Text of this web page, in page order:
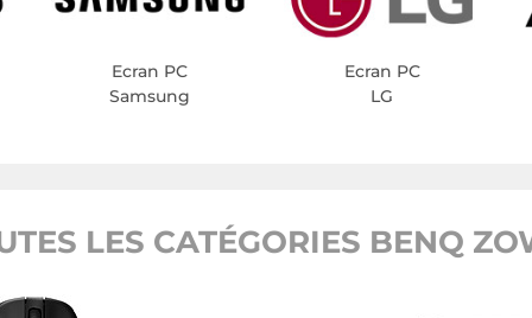
Ecran PC
Samsung
Ecran PC
LG
LES CATÉGORIES BENQ